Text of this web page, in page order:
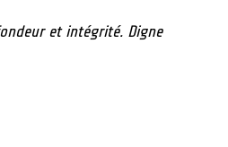
et intégrité. Digne